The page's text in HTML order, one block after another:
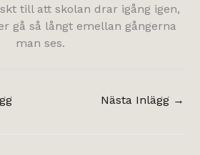
till att skolan drar igång igen,
gå så långt emellan gångerna
man ses.
Nästa Inlägg →